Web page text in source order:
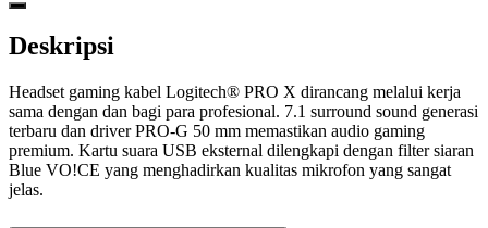
Deskripsi
Headset gaming kabel Logitech® PRO X dirancang melalui kerja
sama dengan dan bagi para profesional. 7.1 surround sound generasi
terbaru dan driver PRO-G 50 mm memastikan audio gaming
premium. Kartu suara USB eksternal dilengkapi dengan filter siaran
Blue VO!CE yang menghadirkan kualitas mikrofon yang sangat
jelas.